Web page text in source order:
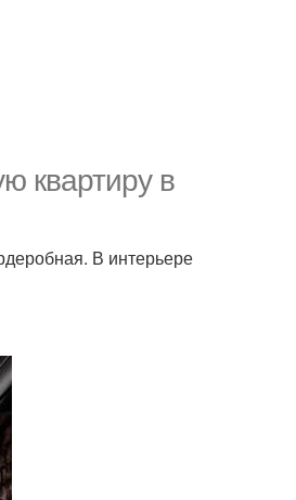
квартиру в
В интерьере